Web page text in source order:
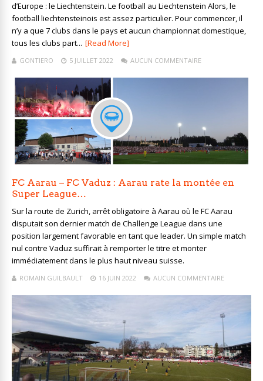
d’Europe : le Liechtenstein. Le football au Liechtenstein Alors, le
football liechtensteinois est assez particulier. Pour commencer, il
n’y a que 7 clubs dans le pays et aucun championnat domestique,
tous les clubs part... [Read More]
GONTIERO 5 JUILLET 2022 AUCUN COMMENTAIRE
FC Aarau – FC Vaduz : Aarau rate la montée en
Super League…
Sur la route de Zurich, arrêt obligatoire à Aarau où le FC Aarau
disputait son dernier match de Challenge League dans une
position largement favorable en tant que leader. Un simple match
nul contre Vaduz suffirait à remporter le titre et monter
immédiatement dans le plus haut niveau suisse.
ROMAIN GUILBAULT 16 JUIN 2022 AUCUN COMMENTAIRE